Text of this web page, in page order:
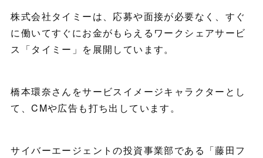
株式会社タイミーは、応募や面接が必要なく、すぐ
に働いてすぐにお金がもらえるワークシェアサービ
ス「タイミー」を展開しています。
橋本環奈さんをサービスイメージキャラクターとし
て、CMや広告も打ち出しています。
サイバーエージェントの投資事業部である「藤田フ